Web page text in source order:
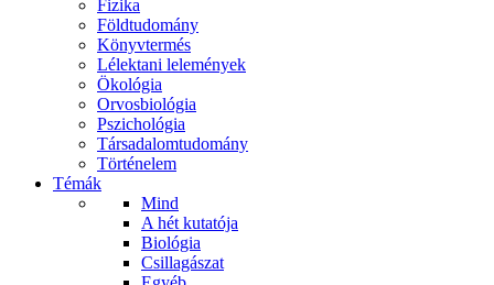
Fizika
Földtudomány
Könyvtermés
Lélektani lelemények
Ökológia
Orvosbiológia
Pszichológia
Társadalomtudomány
Történelem
Témák
Mind
A hét kutatója
Biológia
Csillagászat